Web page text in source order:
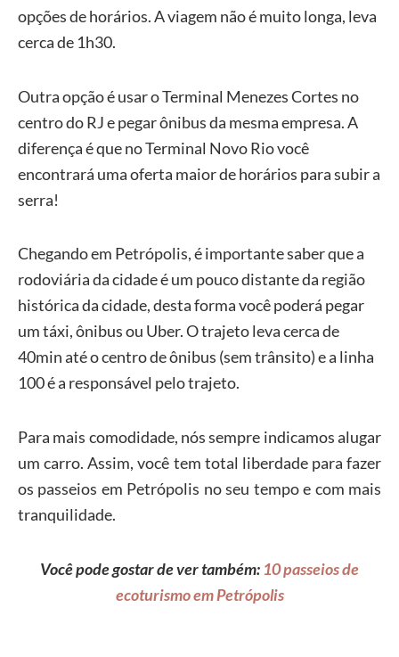
opções de horários. A viagem não é muito longa, leva
cerca de 1h30.
Outra opção é usar o Terminal Menezes Cortes no
centro do RJ e pegar ônibus da mesma empresa. A
diferença é que no Terminal Novo Rio você
encontrará uma oferta maior de horários para subir a
serra!
Chegando em Petrópolis, é importante saber que a
rodoviária da cidade é um pouco distante da região
histórica da cidade, desta forma você poderá pegar
um táxi, ônibus ou Uber. O trajeto leva cerca de
40min até o centro de ônibus (sem trânsito) e a linha
100 é a responsável pelo trajeto.
Para mais comodidade, nós sempre indicamos alugar
um carro. Assim, você tem total liberdade para fazer
os passeios em Petrópolis no seu tempo e com mais
tranquilidade.
Você pode gostar de ver também: 10 passeios de
ecoturismo em Petrópolis